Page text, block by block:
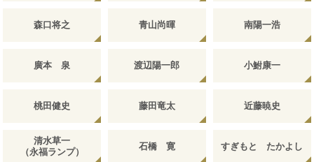
森口将之 青山尚暉 南陽一浩
廣本 泉 渡辺陽一郎 小鮒康一
桃田健史 藤田竜太 近藤暁史
清水草一
（永福ランプ）
石橋 寛 すぎもと たかよし